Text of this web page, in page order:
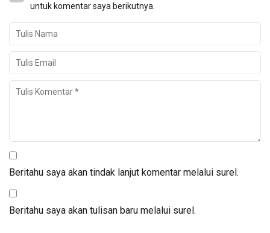
untuk komentar saya berikutnya.
Beritahu saya akan tindak lanjut komentar melalui surel.
Beritahu saya akan tulisan baru melalui surel.